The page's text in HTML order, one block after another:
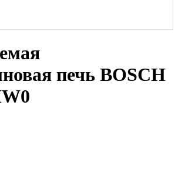
печь BOSCH